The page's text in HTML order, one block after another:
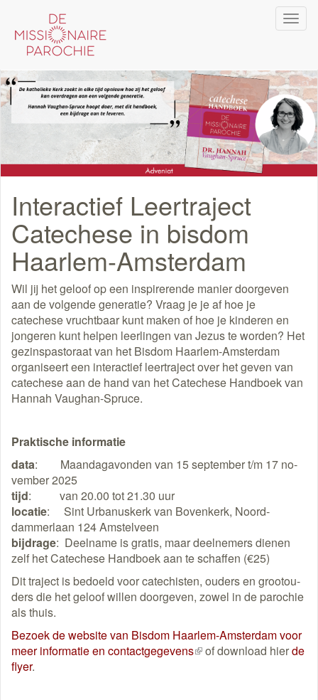
naar
inhoud
gaan
Interactief Leertraject
Catechese in bisdom
Haarlem-Amsterdam
Wil jij het geloof op een in­spi­re­rende manier door­ge­ven
aan de volgende gene­ra­tie? Vraag je je af hoe je
catechese vrucht­baar kunt maken of hoe je kin­de­ren en
jon­ge­ren kunt helpen leer­lin­gen van Jezus te wor­den? Het
gezinspastoraat van het Bisdom Haarlem-Amsterdam
organiseert een in­ter­ac­tie­f leer­tra­ject over het geven van
catechese aan de hand van het Catechese Hand­boek van
Hannah Vaughan-Spruce.
Praktische informatie
data: Maan­dag­avon­den van 15 sep­tem­ber t/m 17 no­
vem­ber 2025
tijd: van 20.00 tot 21.30 uur
locatie: Sint Urbanus­kerk van Boven­kerk, Noord­
dammerlaan 124 Am­stel­veen
bijdrage: Deelname is gratis, maar deelnemers dienen
zelf het Catechese Hand­boek aan te schaffen (€25)
Dit traject is bedoeld voor cate­chisten, ouders en groot­ou­
ders die het geloof willen door­ge­ven, zowel in de pa­ro­chie
als thuis.
Bezoek de website van Bisdom Haarlem-Amsterdam voor
meer informatie en contactgegevens(externe
of download hierde
flyer.